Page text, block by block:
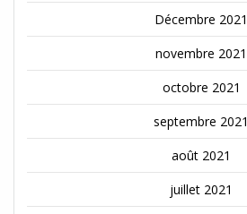
Décembre 2021
novembre 2021
octobre 2021
septembre 2021
août 2021
juillet 2021